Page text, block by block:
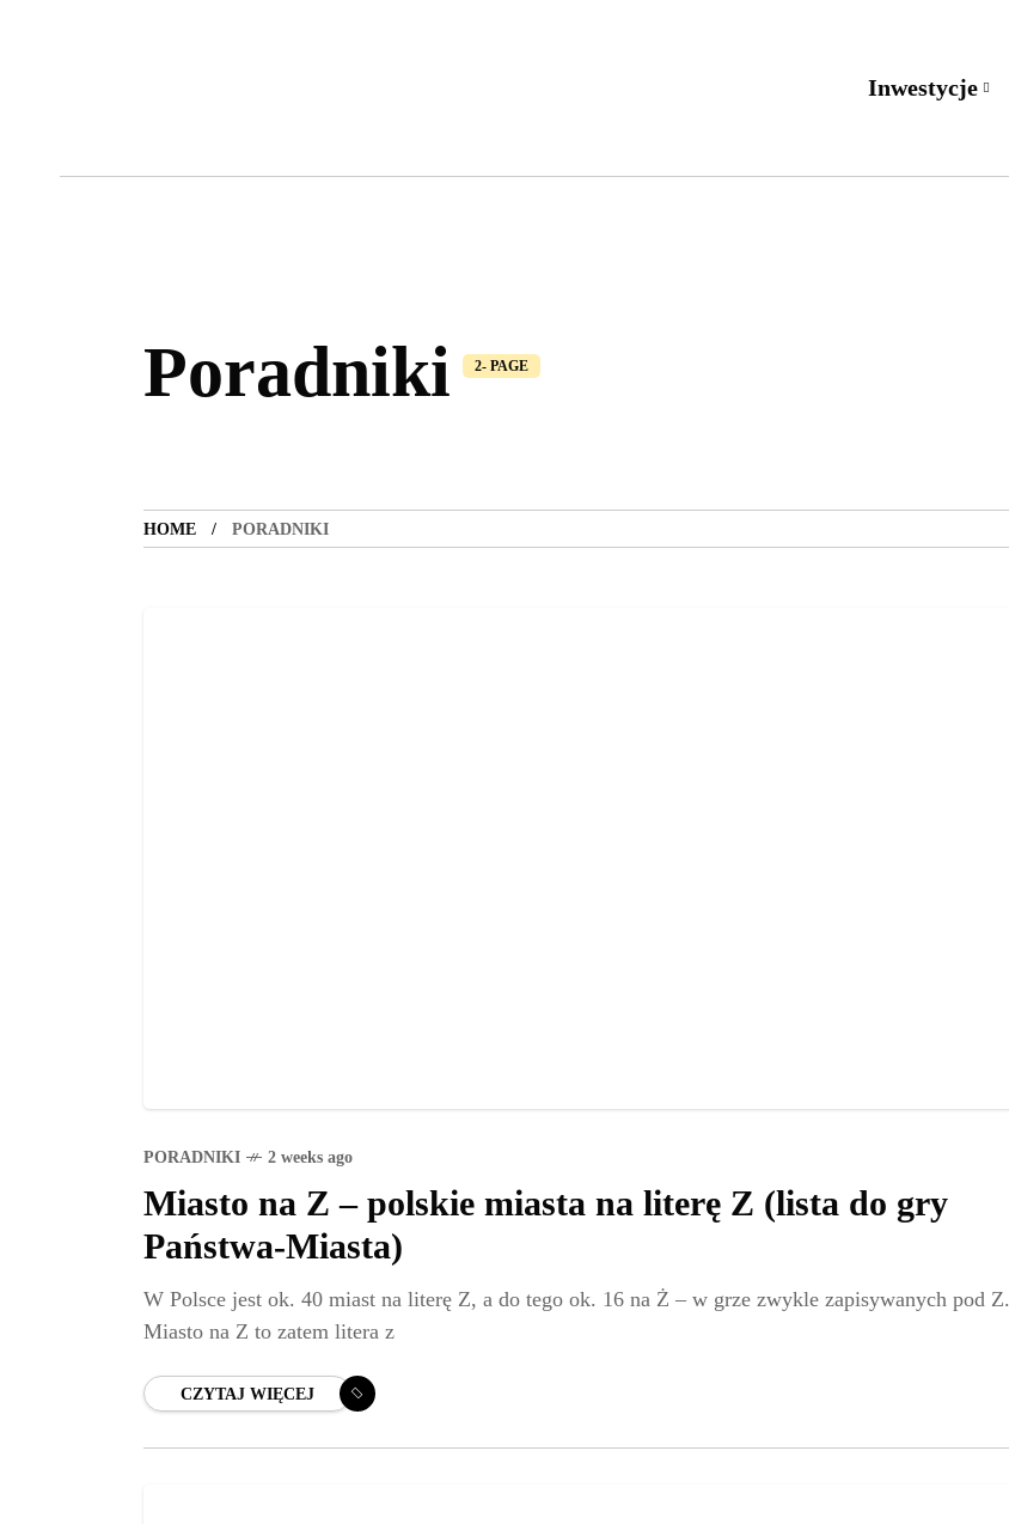
Inwestycje
Poradniki 2- PAGE
HOME PORADNIKI
PORADNIKI 2 weeks ago
Miasto na Z – polskie miasta na literę Z (lista do gry
Państwa-Miasta)
W Polsce jest ok. 40 miast na literę Z, a do tego ok. 16 na Ż – w grze zwykle zapisywanych pod Z.
Miasto na Z to zatem litera z
CZYTAJ WIĘCEJ